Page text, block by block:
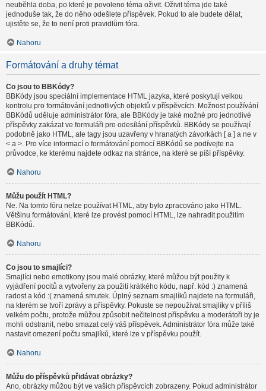
neuběhla doba, po které je povoleno téma oživit. Oživit téma jde také
jednoduše tak, že do něho odešlete příspěvek. Pokud to ale budete dělat,
ujistěte se, že to není proti pravidlům fóra.
Nahoru
Formátování a druhy témat
Co jsou to BBKódy?
BBKódy jsou speciální implementace HTML jazyka, které poskytují velkou
kontrolu pro formátování jednotlivých objektů v příspěvcích. Možnost používání
BBKódů uděluje administrátor fóra, ale BBKódy je také možné pro jednotlivé
příspěvky zakázat ve formuláři pro odesílání příspěvků. BBKódy se používají
podobně jako HTML, ale tagy jsou uzavřeny v hranatých závorkách [ a ] a ne v
< a >. Pro více informací o formátování pomocí BBKódů se podívejte na
průvodce, ke kterému najdete odkaz na stránce, na které se píší příspěvky.
Nahoru
Můžu použít HTML?
Ne. Na tomto fóru nelze používat HTML, aby bylo zpracováno jako HTML.
Většinu formátování, které lze provést pomocí HTML, lze nahradit použitím
BBKódů.
Nahoru
Co jsou to smajlíci?
Smajlíci nebo emotikony jsou malé obrázky, které můžou být použity k
vyjádření pocitů a vytvořeny za použití krátkého kódu, např. kód :) znamená
radost a kód :( znamená smutek. Úplný seznam smajlíků najdete na formuláři,
na kterém se tvoří zprávy a příspěvky. Pokuste se nepoužívat smajlíky v příliš
velkém počtu, protože můžou způsobit nečitelnost příspěvku a moderátoři by je
mohli odstranit, nebo smazat celý váš příspěvek. Administrátor fóra může také
nastavit omezení počtu smajlíků, které lze v příspěvku použít.
Nahoru
Můžu do příspěvků přidávat obrázky?
Ano, obrázky můžou být ve vašich příspěvcích zobrazeny. Pokud administrátor